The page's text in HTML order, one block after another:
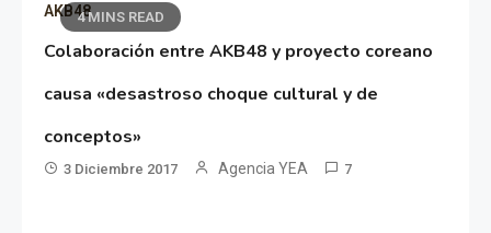
4 MINS READ
AKB48
Colaboración entre AKB48 y proyecto coreano
causa «desastroso choque cultural y de
conceptos»
3 Diciembre 2017 Agencia YEA 7